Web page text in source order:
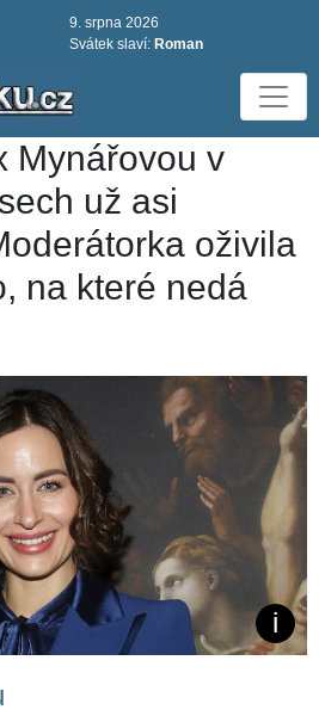
9. srpna 2026
Svátek slaví: Roman
Mynářovou v
už asi
oživila
na které nedá